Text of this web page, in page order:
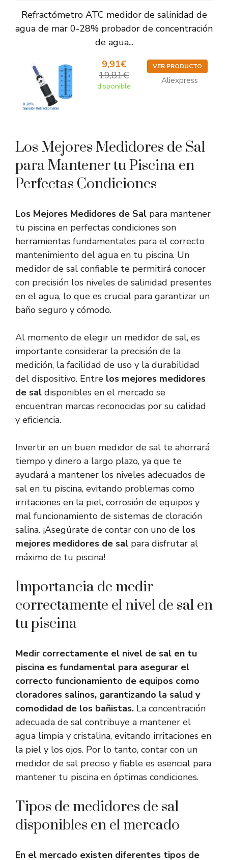
Refractómetro ATC medidor de salinidad de
agua de mar 0-28% probador de concentración
de agua...
9,91€
19,81€
disponible
VER PRODUCTO
Aliexpress
Los Mejores Medidores de Sal
para Mantener tu Piscina en
Perfectas Condiciones
Los Mejores Medidores de Sal para mantener
tu piscina en perfectas condiciones son
herramientas fundamentales para el correcto
mantenimiento del agua en tu piscina. Un
medidor de sal confiable te permitirá conocer
con precisión los niveles de salinidad presentes
en el agua, lo que es crucial para garantizar un
baño seguro y cómodo.
Al momento de elegir un medidor de sal, es
importante considerar la precisión de la
medición, la facilidad de uso y la durabilidad
del dispositivo. Entre los mejores medidores
de sal disponibles en el mercado se
encuentran marcas reconocidas por su calidad
y eficiencia.
Invertir en un buen medidor de sal te ahorrará
tiempo y dinero a largo plazo, ya que te
ayudará a mantener los niveles adecuados de
sal en tu piscina, evitando problemas como
irritaciones en la piel, corrosión de equipos y
mal funcionamiento de sistemas de cloración
salina. ¡Asegúrate de contar con uno de los
mejores medidores de sal para disfrutar al
máximo de tu piscina!
Importancia de medir
correctamente el nivel de sal en
tu piscina
Medir correctamente el nivel de sal en tu
piscina es fundamental para asegurar el
correcto funcionamiento de equipos como
cloradores salinos, garantizando la salud y
comodidad de los bañistas. La concentración
adecuada de sal contribuye a mantener el
agua limpia y cristalina, evitando irritaciones en
la piel y los ojos. Por lo tanto, contar con un
medidor de sal preciso y fiable es esencial para
mantener tu piscina en óptimas condiciones.
Tipos de medidores de sal
disponibles en el mercado
En el mercado existen diferentes tipos de